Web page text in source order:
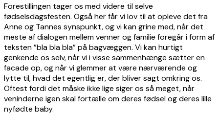
Forestillingen tager os med videre til selve
fødselsdagsfesten. Også her får vi lov til at opleve det fra
Anne og Tannes synspunkt, og vi kan grine med, når det
meste af dialogen mellem venner og familie foregår i form af
teksten ”bla bla bla” på bagvæggen. Vi kan hurtigt
genkende os selv, når vi i visse sammenhænge sætter en
facade op, og når vi glemmer at være nærværende og
lytte til, hvad det egentlig er, der bliver sagt omkring os.
Oftest fordi det måske ikke lige siger os så meget, når
veninderne igen skal fortælle om deres fødsel og deres lille
nyfødte baby.